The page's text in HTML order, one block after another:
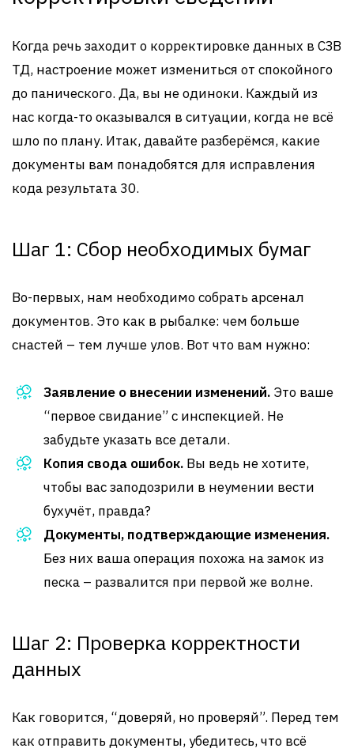
Когда речь заходит о корректировке данных в СЗВ
ТД, настроение может измениться от спокойного
до панического. Да, вы не одиноки. Каждый из
нас когда-то оказывался в ситуации, когда не всё
шло по плану. Итак, давайте разберёмся, какие
документы вам понадобятся для исправления
кода результата 30.
Шаг 1: Сбор необходимых бумаг
Во-первых, нам необходимо собрать арсенал
документов. Это как в рыбалке: чем больше
снастей – тем лучше улов. Вот что вам нужно:
Заявление о внесении изменений. Это ваше
“первое свидание” с инспекцией. Не
забудьте указать все детали.
Копия свода ошибок. Вы ведь не хотите,
чтобы вас заподозрили в неумении вести
бухучёт, правда?
Документы, подтверждающие изменения.
Без них ваша операция похожа на замок из
песка – развалится при первой же волне.
Шаг 2: Проверка корректности
данных
Как говорится, “доверяй, но проверяй”. Перед тем
как отправить документы, убедитесь, что всё